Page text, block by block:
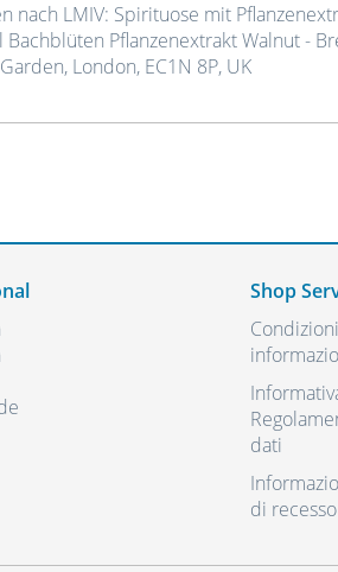
nach LMIV: Spirituose mit
Bachblüten Pflanzenextrakt Walnut -
London, EC1N 8P, UK
Shop
dati
di